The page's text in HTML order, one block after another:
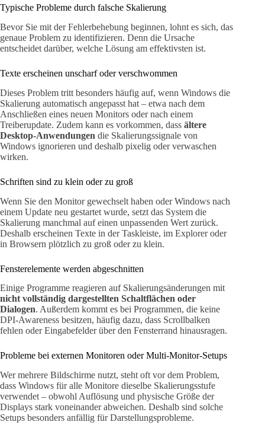
Typische Probleme durch falsche Skalierung
Bevor Sie mit der Fehlerbehebung beginnen, lohnt es sich, das
genaue Problem zu identifizieren. Denn die Ursache
entscheidet darüber, welche Lösung am effektivsten ist.
Texte erscheinen unscharf oder verschwommen
Dieses Problem tritt besonders häufig auf, wenn Windows die
Skalierung automatisch angepasst hat – etwa nach dem
Anschließen eines neuen Monitors oder nach einem
Treiberupdate. Zudem kann es vorkommen, dass ältere
Desktop-Anwendungen die Skalierungssignale von
Windows ignorieren und deshalb pixelig oder verwaschen
wirken.
Schriften sind zu klein oder zu groß
Wenn Sie den Monitor gewechselt haben oder Windows nach
einem Update neu gestartet wurde, setzt das System die
Skalierung manchmal auf einen unpassenden Wert zurück.
Deshalb erscheinen Texte in der Taskleiste, im Explorer oder
in Browsern plötzlich zu groß oder zu klein.
Fensterelemente werden abgeschnitten
Einige Programme reagieren auf Skalierungsänderungen mit
nicht vollständig dargestellten Schaltflächen oder
Dialogen. Außerdem kommt es bei Programmen, die keine
DPI-Awareness besitzen, häufig dazu, dass Scrollbalken
fehlen oder Eingabefelder über den Fensterrand hinausragen.
Probleme bei externen Monitoren oder Multi-Monitor-Setups
Wer mehrere Bildschirme nutzt, steht oft vor dem Problem,
dass Windows für alle Monitore dieselbe Skalierungsstufe
verwendet – obwohl Auflösung und physische Größe der
Displays stark voneinander abweichen. Deshalb sind solche
Setups besonders anfällig für Darstellungsprobleme.